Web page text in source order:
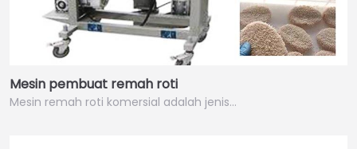
Mesin pembuat remah roti
Mesin remah roti komersial adalah jenis…